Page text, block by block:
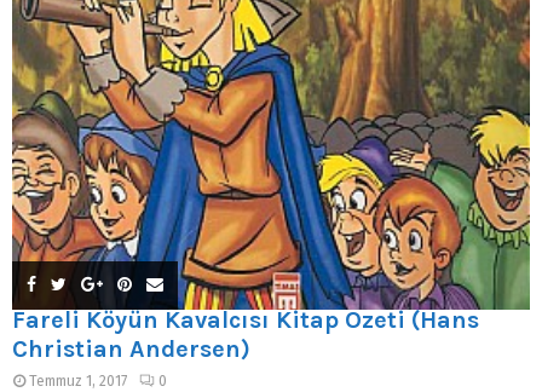
Fareli Köyün Kavalcısı Kitap Özeti (Hans
Christian Andersen)
Temmuz 1, 2017 0